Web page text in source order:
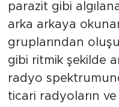
parazit gibi
arka arkaya
gruplarından
gibi ritmik şekilde
radyo
ticari radyoların ve